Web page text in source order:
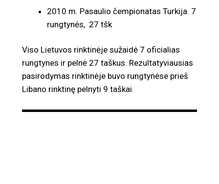
2010 m. Pasaulio čempionatas Turkija. 7
rungtynės, 27 tšk
Viso Lietuvos rinktinėje sužaidė 7 oficialias
rungtynes ir pelnė 27 taškus. Rezultatyviausias
pasirodymas rinktinėje buvo rungtynėse prieš
Libano rinktinę pelnyti 9 taškai.